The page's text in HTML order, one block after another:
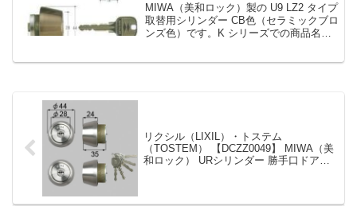
MIWA（美和ロック）製の U9 LZ2 タイプ
取替用シリンダー CB色（セラミックブロ
ンズ色）です。K シリーズでの商品名
リクシル（LIXIL）・トステム
（TOSTEM） 【DCZZ0049】 MIWA（美
和ロック） URシリンダー 勝手口ドア用